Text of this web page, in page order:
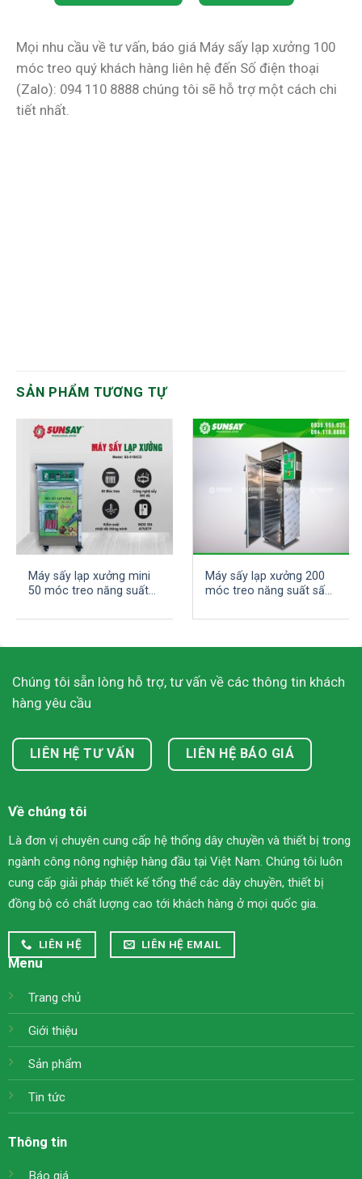
Mọi nhu cầu về tư vấn, báo giá Máy sấy lạp xưởng 100
móc treo quý khách hàng liên hệ đến Số điện thoại
(Zalo): 094 110 8888 chúng tôi sẽ hỗ trợ một cách chi
tiết nhất.
SẢN PHẨM TƯƠNG TỰ
Máy sấy lạp xưởng mini
50 móc treo năng suất
Máy sấy lạp xưởng 200
móc treo năng suất sấy
Chúng tôi sẵn lòng hỗ trợ, tư vấn về các thông tin khách
hàng yêu cầu
LIÊN HỆ TƯ VẤN LIÊN HỆ BÁO GIÁ
Về chúng tôi
Là đơn vị chuyên cung cấp hệ thống dây chuyền và thiết bị trong
ngành công nông nghiệp hàng đầu tại Việt Nam. Chúng tôi luôn
cung cấp giải pháp thiết kế tổng thể các dây chuyền, thiết bị
đồng bộ có chất lượng cao tới khách hàng ở mọi quốc gia.
LIÊN HỆ LIÊN HỆ EMAIL
Menu
Trang chủ
Giới thiệu
Sản phẩm
Tin tức
Thông tin
Báo giá